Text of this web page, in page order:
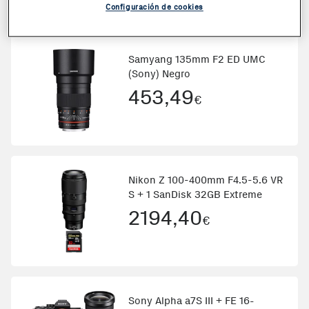
Samyang 135mm F2 ED UMC
(Sony) Negro
453,49€
Nikon Z 100-400mm F4.5-5.6 VR
S + 1 SanDisk 32GB Extreme
2194,40€
Sony Alpha a7S III + FE 16-
Configuración de cookies